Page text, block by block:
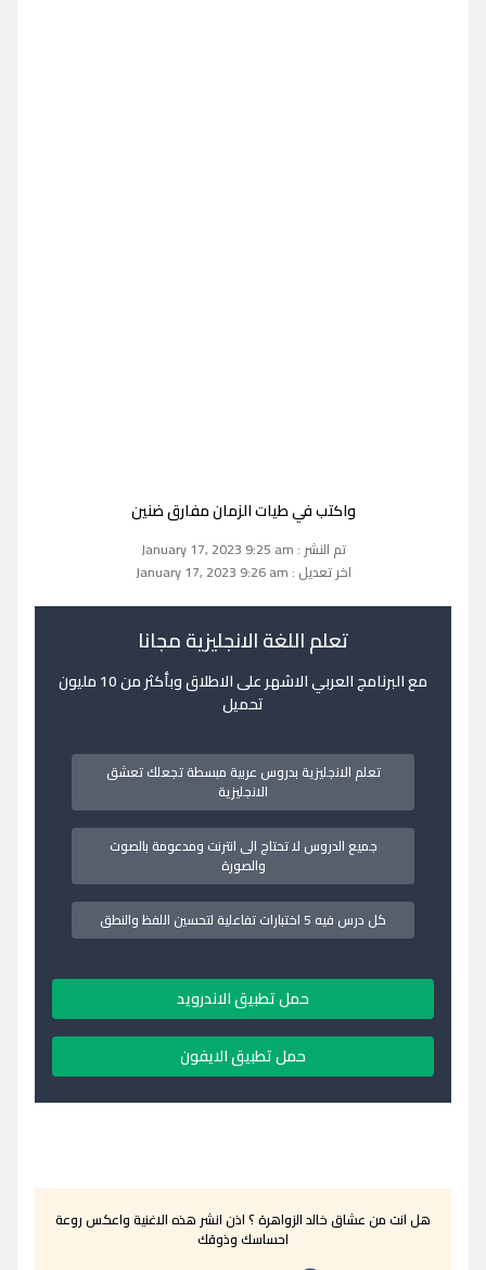
واكتب في طيات الزمان مفارق ضنين
تم النشر : January 17, 2023 9:25 am
اخر تعديل : January 17, 2023 9:26 am
تعلم اللغة الانجليزية مجانا
مع البرنامج العربي الاشهر على الاطلاق وبأكثر من 10 مليون
تحميل
تعلم الانجليزية بدروس عربية مبسطة تجعلك تعشق
الانجليزية
جميع الدروس لا تحتاج الى انترنت ومدعومة بالصوت
والصورة
كل درس فيه 5 اختبارات تفاعلية لتحسين اللفظ والنطق
حمل تطبيق الاندرويد
حمل تطبيق الايفون
هل انت من عشاق خالد الزواهرة ؟ اذن انشر هذه الاغنية واعكس روعة
احساسك وذوقك